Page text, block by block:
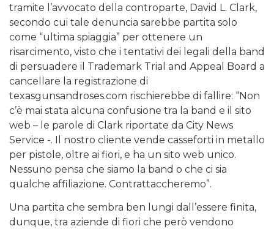
tramite l’avvocato della controparte, David L. Clark,
secondo cui tale denuncia sarebbe partita solo
come “ultima spiaggia” per ottenere un
risarcimento, visto che i tentativi dei legali della band
di persuadere il Trademark Trial and Appeal Board a
cancellare la registrazione di
texasgunsandroses.com rischierebbe di fallire: “Non
c’è mai stata alcuna confusione tra la band e il sito
web – le parole di Clark riportate da City News
Service -. Il nostro cliente vende casseforti in metallo
per pistole, oltre ai fiori, e ha un sito web unico.
Nessuno pensa che siamo la band o che ci sia
qualche affiliazione. Contrattaccheremo”.
Una partita che sembra ben lungi dall’essere finita,
dunque, tra aziende di fiori che però vendono